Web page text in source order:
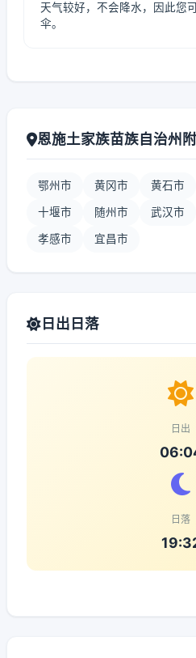
天气较好，不会降水，因此您
伞。
恩施土家族苗族自治州
鄂州市 黄冈市 黄石市
十堰市 随州市 武汉市
孝感市 宜昌市
日出日落
日出
日落